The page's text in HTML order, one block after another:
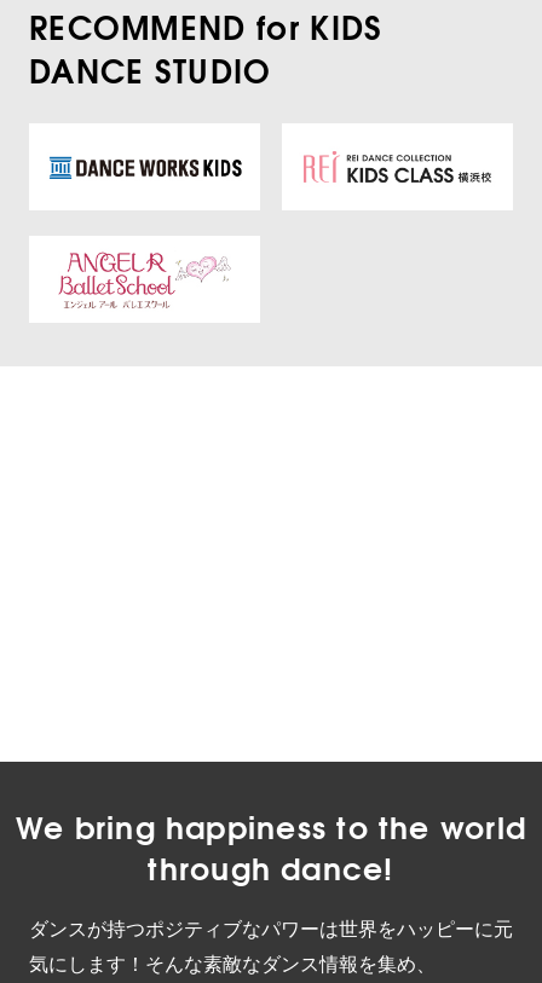
RECOMMEND for KIDS
DANCE STUDIO
We bring happiness to the world
through dance!
ダンスが持つポジティブなパワーは世界をハッピーに元
気にします！そんな素敵なダンス情報を集め、